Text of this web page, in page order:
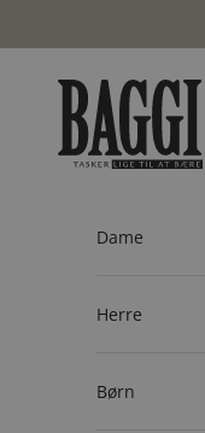
BAGGI
Dame
Herre
Børn